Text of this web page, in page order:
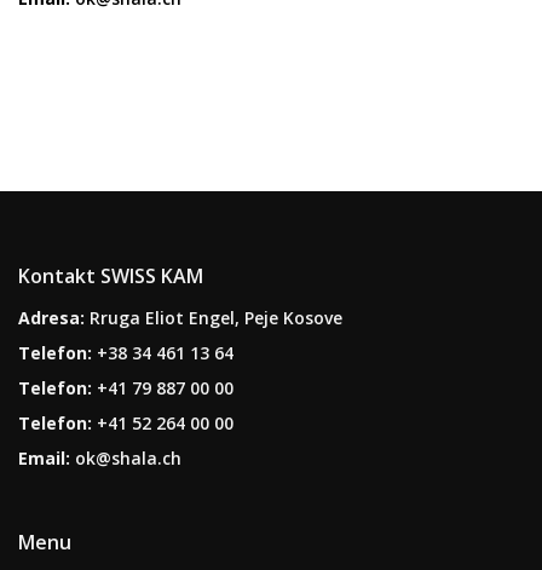
Kontakt SWISS KAM
Adresa: Rruga Eliot Engel, Peje Kosove
Telefon: +38 34 461 13 64
Telefon: +41 79 887 00 00
Telefon: +41 52 264 00 00
Email: ok@shala.ch
Menu